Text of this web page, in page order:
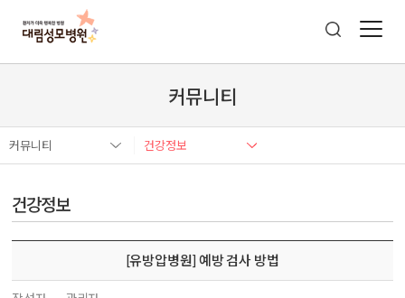
커뮤니티
커뮤니티 건강정보
건강정보
[유방압병원] 예방 검사 방법